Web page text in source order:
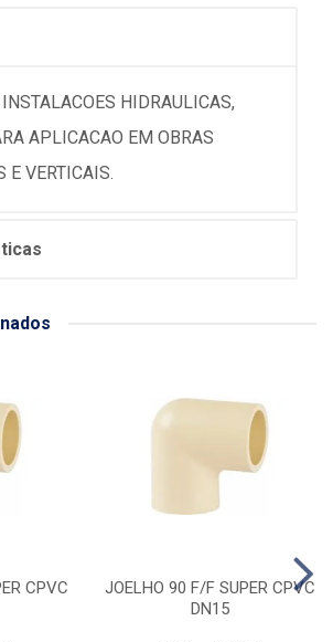
HIDRAULICAS,
APLICACAO EM OBRAS
E VERTICAIS.
CPVC
JOELHO 90 F/F SUPER CPVC
DN15